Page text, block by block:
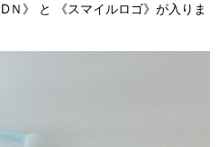
Ｎ》 と 《スマイルロゴ》が入りま